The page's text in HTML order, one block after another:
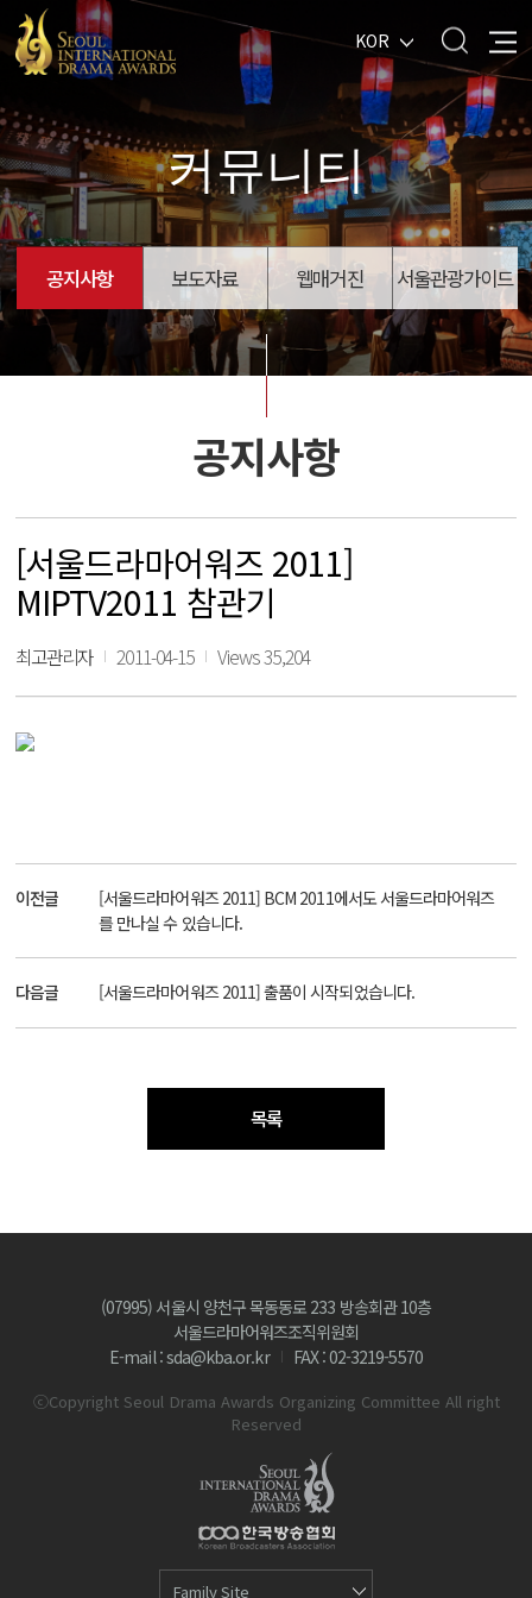
KOR
커뮤니티
공지사항 보도자료 웹매거진 서울관광가이드
공지사항
[서울드라마어워즈 2011]
MIPTV2011 참관기
최고관리자 2011-04-15 Views 35,204
이전글
[서울드라마어워즈 2011] BCM 2011에서도 서울드라마어워즈
를 만나실 수 있습니다.
다음글 [서울드라마어워즈 2011] 출품이 시작되었습니다.
목록
(07995) 서울시 양천구 목동동로 233 방송회관 10층
서울드라마어워즈조직위원회
E-mail : sda@kba.or.kr
FAX : 02-3219-5570
ⓒCopyright Seoul Drama Awards Organizing Committee All right
Reserved